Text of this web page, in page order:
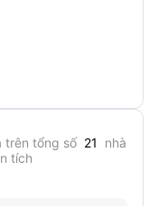
trên tổng số 21
nhà
tích